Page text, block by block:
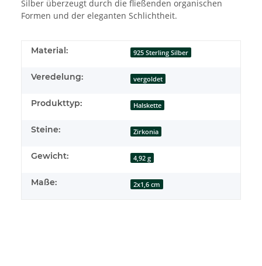
Silber überzeugt durch die fließenden organischen
Formen und der eleganten Schlichtheit.
Material: 925 Sterling Silber
Veredelung: vergoldet
Produkttyp: Halskette
Steine: Zirkonia
Gewicht: 4,92 g
Maße: 2x1,6 cm